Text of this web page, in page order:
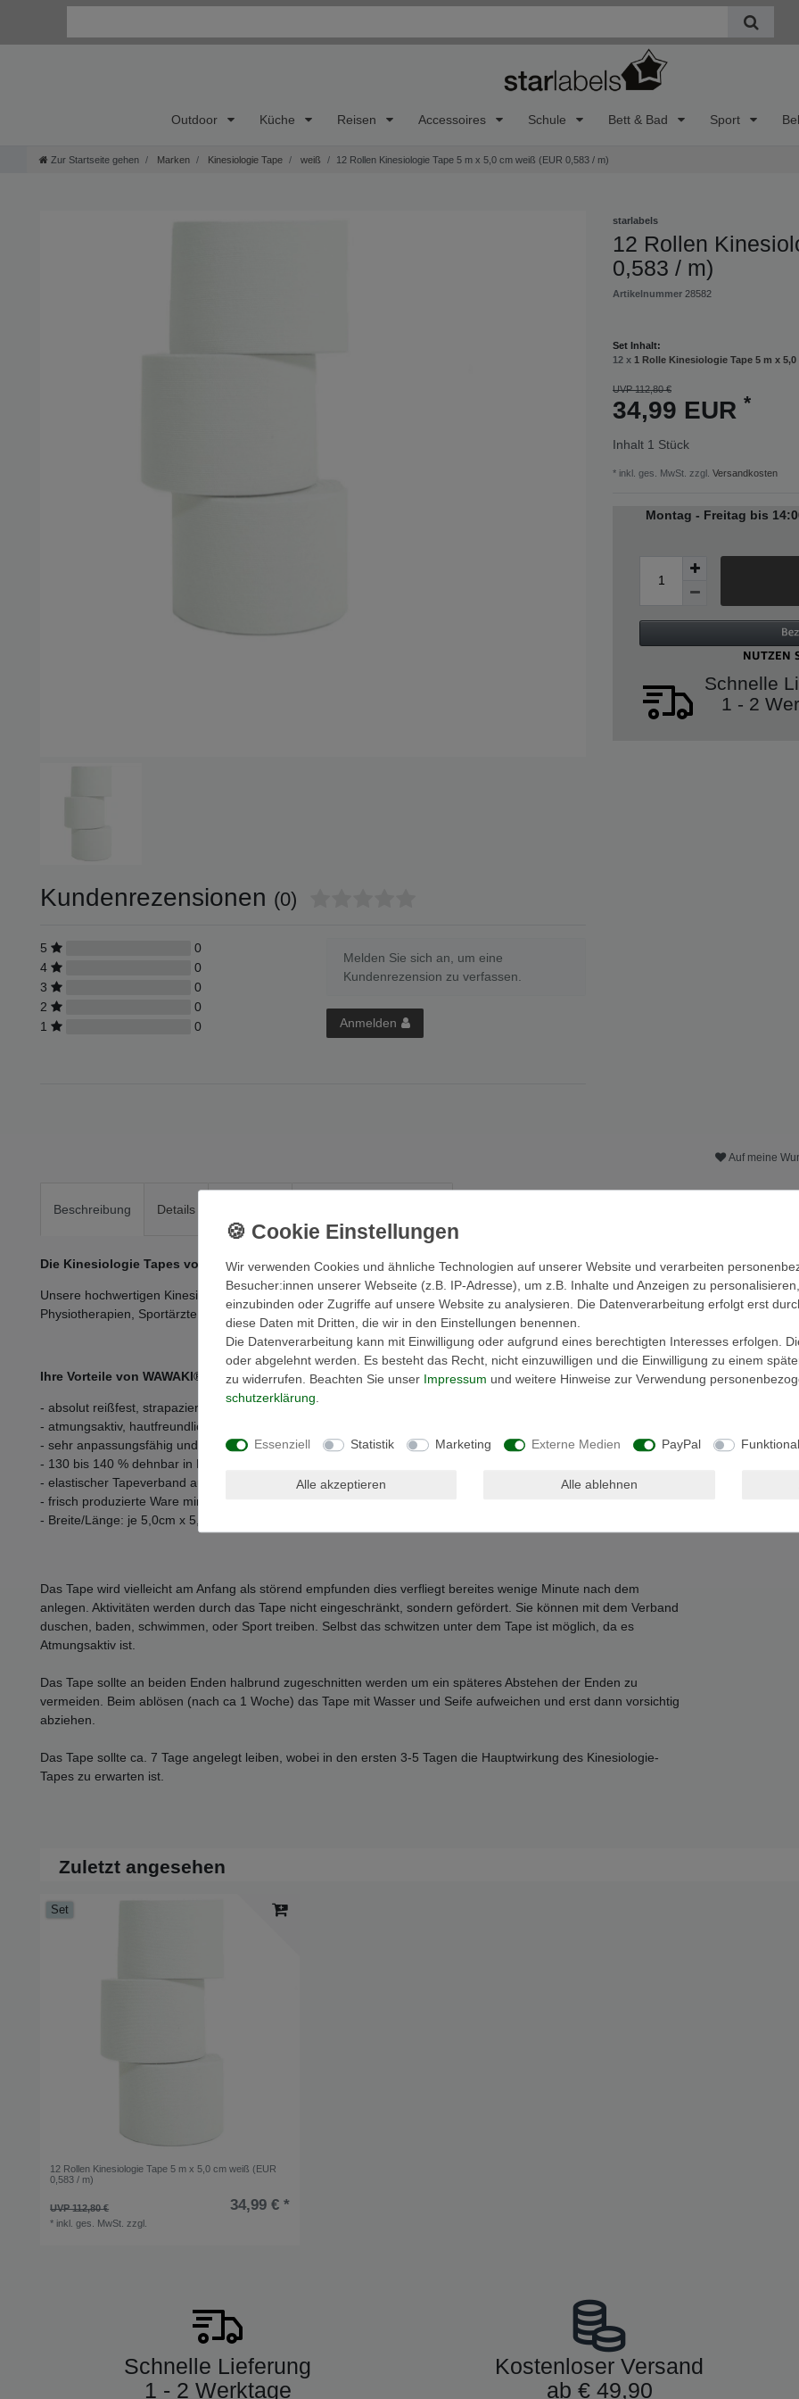
Kontaktieren Sie uns bei Fragen zur Produktauswahl oder Problemen bei
Montag - Freitag 9:00 - 15:00 Uhr
Informationen zum Widerruf Ihres Einkauf und Rücksendung der Artikel
Um Ihre Anfrage rasch beantworten zu können, halten Sie bitte Ihre
Auftragsnummer bereit. Sie finden beides am Lieferdokument, das Ihrer
Bitte nennen Sie uns die Artikelnummer. Diese finden Sie auf der
Outdoor Küche Reisen Accessoires Schule Bett & Bad Sport
Zur Startseite gehen Marken Kinesiologie Tape weiß 12 Rollen Kinesiologie Tape 5 m x 5,0 cm weiß (EUR 0,583 / m)
Kundenrezensionen (0)
5
0
4
0
3
0
2
0
1
0
Melden Sie sich an, um eine
Kundenrezension zu verfassen.
Anmelden
starlabels
12 Rollen
0,583 / m)
Artikelnummer 28582
Set Inhalt:
12 x 1 Rolle Kinesiologie Tape 5 m x
UVP 112,80 €
34,99 EUR *
Inhalt 1 Stück
* inkl. ges. MwSt. zzgl. Versandkosten
Montag - Freitag bis
Schnelle
1 - 2
Beschreibung Details
Die Kinesiologie Tapes von WAWAKI® gibt es in 12 Farben
Unsere hochwertigen Kinesiologie-Tapes sind ohne Bewegungseinschränkung anwendbar. Ideal für
Physiotherapien, Sportärzte, Heilpraktiker und Sportler.
Ihre Vorteile von WAWAKI® im Überblick
- absolut reißfest, strapazierfähig und wasserfest
- atmungsaktiv, hautfreundlich und frei von Schadstoffen
- sehr anpassungsfähig und dehnbar
- 130 bis 140 % dehnbar in Längsrichtung ""Latex-frei""
- elastischer Tapeverband aus 100% Baumwolle mit einer wellenförmigen Acrylkleber-Beschichtung
- frisch produzierte Ware mindestens 1 Jahr lagerfähig
- Breite/Länge: je 5,0cm x 5,0m
Das Tape wird vielleicht am Anfang als störend empfunden dies verfliegt bereites wenige Minute nach dem
anlegen. Aktivitäten werden durch das Tape nicht eingeschränkt, sondern gefördert. Sie können mit dem Verband
duschen, baden, schwimmen, oder Sport treiben. Selbst das schwitzen unter dem Tape ist möglich, da es
Atmungsaktiv ist.
Das Tape sollte an beiden Enden halbrund zugeschnitten werden um ein späteres Abstehen der Enden zu
vermeiden. Beim ablösen (nach ca 1 Woche) das Tape mit Wasser und Seife aufweichen und erst dann vorsichtig
abziehen.
Das Tape sollte ca. 7 Tage angelegt leiben, wobei in den ersten 3-5 Tagen die Hauptwirkung des Kinesiologie-
Tapes zu erwarten ist.
Auf meine
Zuletzt angesehen
Set
12 Rollen Kinesiologie Tape 5 m x 5,0 cm weiß (EUR
0,583 / m)
UVP 112,80 € 34,99 € *
* inkl. ges. MwSt. zzgl.
Schnelle Lieferung
1 - 2 Werktage
Kostenloser Versand
ab € 49,90
Wir verwenden Cookies und ähnliche Technologien auf unserer Website und verarbeiten
Besucher:innen unserer Webseite (z.B. IP-Adresse), um z.B. Inhalte und Anzeigen zu
einzubinden oder Zugriffe auf unsere Website zu analysieren. Die Datenverarbeitung erfolgt erst
diese Daten mit Dritten, die wir in den Einstellungen benennen.
Die Datenverarbeitung kann mit Einwilligung oder aufgrund eines berechtigten Interesses erfolgen.
oder abgelehnt werden. Es besteht das Recht, nicht einzuwilligen und die Einwilligung zu einem
zu widerrufen. Beachten Sie unser Impressum und weitere Hinweise zur Verwendung
schutz­erklärung
Essenziell Statistik Marketing Externe Medien PayPal Funktional
Alle akzeptieren Alle ablehnen